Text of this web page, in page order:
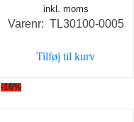
oprindelige
pris
398,00 kr..
pris
inkl. moms
Varenr: TL30100-0005
Tilføj til kurv
-16%